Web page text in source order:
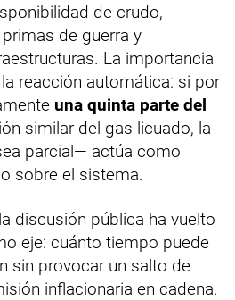
de crudo,
de guerra y
La importancia
reacción automática: si por
una quinta parte del
similar del gas licuado, la
parcial— actúa como
sobre el sistema.
discusión pública ha vuelto
eje: cuánto tiempo puede
sin provocar un salto de
inflacionaria en cadena.